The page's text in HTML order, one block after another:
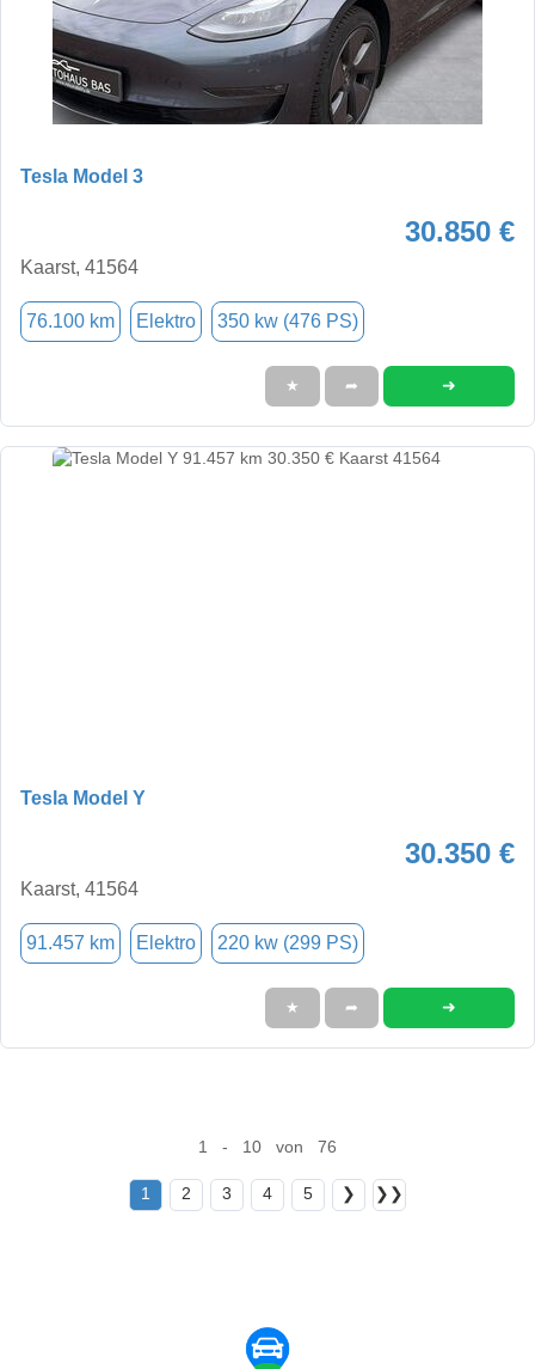
Tesla Model 3
30.850 €
Kaarst, 41564
76.100 km Elektro 350 kw (476 PS)
★ ➦ ➜
Tesla Model Y
30.350 €
Kaarst, 41564
91.457 km Elektro 220 kw (299 PS)
★ ➦ ➜
1 - 10 von 76
1 2 3 4 5 ❯ ❯❯